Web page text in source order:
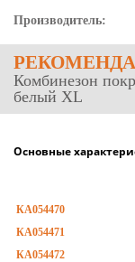
Производитель:
Комбинезон
белый ХL
Основные
КА054470
КА054471
КА054472